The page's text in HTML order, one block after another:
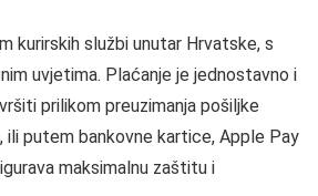
kurirskih službi unutar Hrvatske, s
uvjetima. Plaćanje je jednostavno i
prilikom preuzimanja pošiljke
ili putem bankovne kartice, Apple Pay
maksimalnu zaštitu i